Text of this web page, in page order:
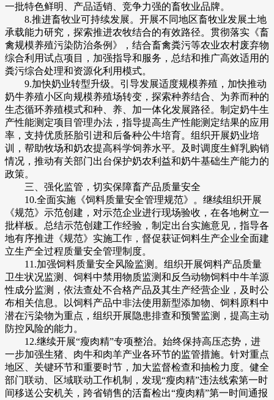
一批特色鲜明、产品适销、竞争力强的畜牧业品牌。
8.推进畜牧业可持续发展。开展不同地区畜牧业发展土地
承载能力研究，探索推进农牧结合的有效路径。贯彻落实《畜
禽规模养殖污染防治条例》，结合畜禽粪污等农业农村废弃物
综合利用试点项目，加强指导和服务，总结和推广高效适用的
粪污综合处理和资源化利用模式。
9.加快奶业转型升级。引导发展适度规模养殖，加快推动
奶牛养殖小区向规模养殖场转变，探索种养结合、为养而种的
生态循环养殖模式和种、养、加一体化发展路径。制定奶牛生
产性能测定项目管理办法，指导提高生产性能测定结果的应用
率，支持优质胚胎引进和后备种公牛培育。组织开展奶业培
训，帮助牧场和奶农提高科学饲养水平。及时调度生鲜乳购销
情况，推动有关部门出台保护奶农利益和奶牛基础生产能力的
政策。
三、强化监管，切实保障畜产品质量安全
10.全面实施《饲料质量安全管理规范》。继续组织开展
《规范》示范创建，对示范企业进行现场验收，在各地树立一
批样板。总结示范创建工作经验，制定出台实施意见，指导各
地有序推进《规范》实施工作，督促获证饲料生产企业全面建
立生产全过程质量安全管理制度。
11.加强饲料质量安全风险监测。组织开展饲料产品质量
卫生状况监测、饲料中禁用物质监测和反刍动物饲料中牛羊源
性成分监测，依法查处不合格产品及其生产经营企业，及时公
布相关信息。以饲料产品中非法使用新型添加物、饲料原料中
潜在污染物为重点，组织开展隐患排查和预警监测，提高主动
防控风险的能力。
12.继续开展“瘦肉精”专项整治。始终保持高压态势，进
一步加强生猪、肉牛和肉羊产业各环节的监管措施。针对重点
地区、关键环节和重要时节，加大监督检查和抽检力度。健全
部门联动、区域联动工作机制，发现“瘦肉精”违法线索第一时
间移送公安机关，跨省销售的活畜检出“瘦肉精”第一时间通报